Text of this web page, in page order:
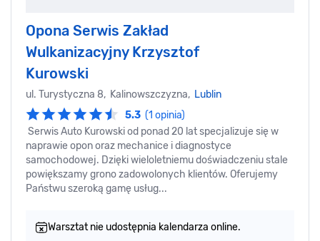
Opona Serwis Zakład
Wulkanizacyjny Krzysztof
Kurowski
ul. Turystyczna 8, Kalinowszczyzna, Lublin
5.3 (1 opinia)
Serwis Auto Kurowski od ponad 20 lat specjalizuje się w
naprawie opon oraz mechanice i diagnostyce
samochodowej. Dzięki wieloletniemu doświadczeniu stale
powiększamy grono zadowolonych klientów. Oferujemy
Państwu szeroką gamę usług...
Warsztat nie udostępnia kalendarza online.